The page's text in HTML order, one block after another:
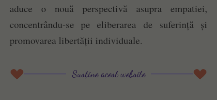
aduce o nouă perspectivă asupra empatiei,
concentrându-se pe eliberarea de suferință și
promovarea libertății individuale.
Susține acest website